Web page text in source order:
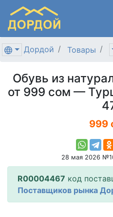
Дордой Товары
Обувь из
от 999 сом —
999
28 мая 2026
R00004467 код
Поставщиков рынка